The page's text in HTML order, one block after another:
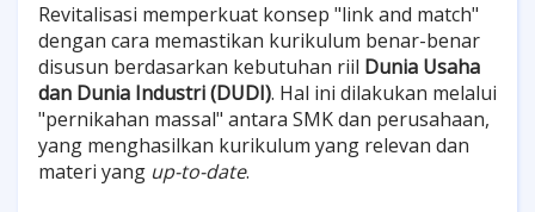
Revitalisasi memperkuat konsep "link and match"
dengan cara memastikan kurikulum benar-benar
disusun berdasarkan kebutuhan riil Dunia Usaha
dan Dunia Industri (DUDI). Hal ini dilakukan melalui
"pernikahan massal" antara SMK dan perusahaan,
yang menghasilkan kurikulum yang relevan dan
materi yang up-to-date.